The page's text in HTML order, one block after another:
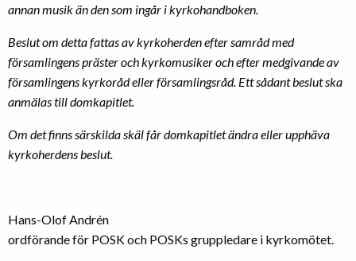
annan musik än den som ingår i kyrkohandboken.
Beslut om detta fattas av kyrkoherden efter samråd med
församlingens präster och kyrkomusiker och efter medgivande av
församlingens kyrkoråd eller församlingsråd. Ett sådant beslut ska
anmälas till domkapitlet.
Om det finns särskilda skäl får domkapitlet ändra eller upphäva
kyrkoherdens beslut.
Hans-Olof Andrén
ordförande för POSK och POSKs gruppledare i kyrkomötet.